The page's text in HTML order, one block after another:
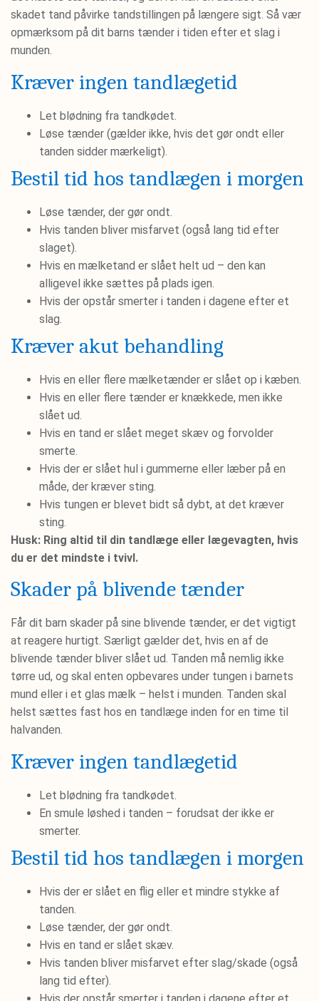
skadet tand påvirke tandstillingen på længere sigt. Så vær
opmærksom på dit barns tænder i tiden efter et slag i
munden.
Kræver ingen tandlægetid
Let blødning fra tandkødet.
Løse tænder (gælder ikke, hvis det gør ondt eller
tanden sidder mærkeligt).
Bestil tid hos tandlægen i morgen
Løse tænder, der gør ondt.
Hvis tanden bliver misfarvet (også lang tid efter
slaget).
Hvis en mælketand er slået helt ud – den kan
alligevel ikke sættes på plads igen.
Hvis der opstår smerter i tanden i dagene efter et
slag.
Kræver akut behandling
Hvis en eller flere mælketænder er slået op i kæben.
Hvis en eller flere tænder er knækkede, men ikke
slået ud.
Hvis en tand er slået meget skæv og forvolder
smerte.
Hvis der er slået hul i gummerne eller læber på en
måde, der kræver sting.
Hvis tungen er blevet bidt så dybt, at det kræver
sting.
Husk: Ring altid til din tandlæge eller lægevagten, hvis
du er det mindste i tvivl.
Skader på blivende tænder
Får dit barn skader på sine blivende tænder, er det vigtigt
at reagere hurtigt. Særligt gælder det, hvis en af de
blivende tænder bliver slået ud. Tanden må nemlig ikke
tørre ud, og skal enten opbevares under tungen i barnets
mund eller i et glas mælk – helst i munden. Tanden skal
helst sættes fast hos en tandlæge inden for en time til
halvanden.
Kræver ingen tandlægetid
Let blødning fra tandkødet.
En smule løshed i tanden – forudsat der ikke er
smerter.
Bestil tid hos tandlægen i morgen
Hvis der er slået en flig eller et mindre stykke af
tanden.
Løse tænder, der gør ondt.
Hvis en tand er slået skæv.
Hvis tanden bliver misfarvet efter slag/skade (også
lang tid efter).
Hvis der opstår smerter i tanden i dagene efter et